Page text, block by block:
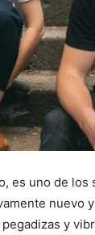
es uno de
nuevo
y